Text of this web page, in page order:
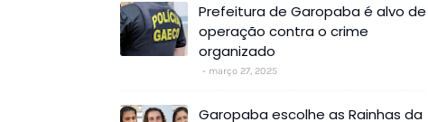
Prefeitura de Garopaba é alvo de
operação contra o crime
organizado
março 27, 2025
Garopaba escolhe as Rainhas da